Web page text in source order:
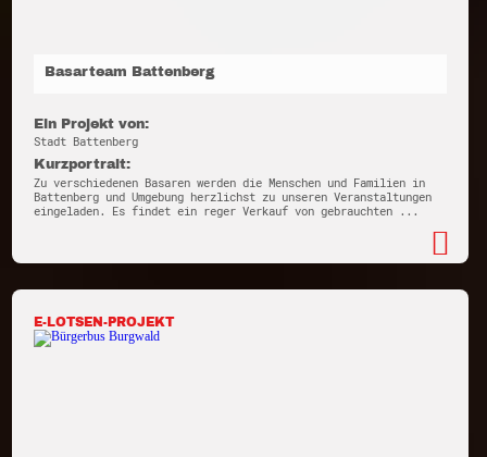
Basarteam Battenberg
Ein Projekt von:
Stadt Battenberg
Kurzportrait:
Zu verschiedenen Basaren werden die Menschen und Familien in
Battenberg und Umgebung herzlichst zu unseren Veranstaltungen
eingeladen. Es findet ein reger Verkauf von gebrauchten ...
E-LOTSEN-PROJEKT